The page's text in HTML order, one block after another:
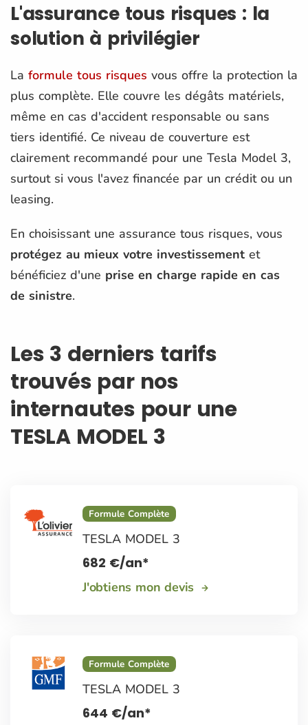
L'assurance tous risques : la
solution à privilégier
La formule tous risques vous offre la protection la
plus complète. Elle couvre les dégâts matériels,
même en cas d'accident responsable ou sans
tiers identifié. Ce niveau de couverture est
clairement recommandé pour une Tesla Model 3,
surtout si vous l'avez financée par un crédit ou un
leasing.
En choisissant une assurance tous risques, vous
protégez au mieux votre investissement et
bénéficiez d'une prise en charge rapide en cas
de sinistre.
Les 3 derniers tarifs
trouvés par nos
internautes pour une
TESLA MODEL 3
Formule Complète
TESLA MODEL 3
682 €/an*
J'obtiens mon devis
Formule Complète
TESLA MODEL 3
644 €/an*